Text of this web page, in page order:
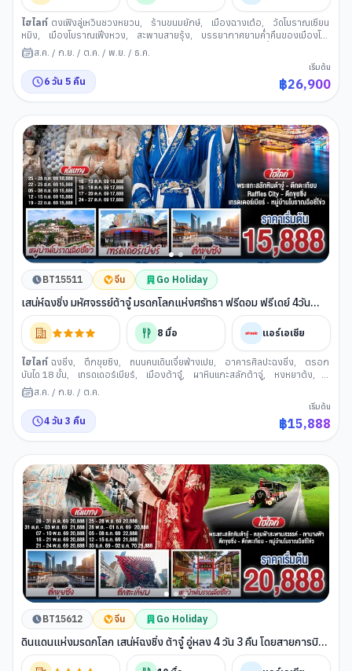
ไฮไลท์ ตงเฟิงลู่เหวินชวงหยวน, ร้านขนมยักษ์, เมืองฉางเต๋อ,
วัดโบราณเซียน
หมิง, เมืองโบราณเฟิ่งหวง, สะพานสายรุ้ง,
บรรยากาศยามค่ำคืนของเมืองโบ
ราณเฟิ่งหวง, เมืองโบราณเฉียนโจว
ชมบรรยากาศยามค่าคืนเมืองโบราณ
เขาเทียนเหมินซาน (จางเจีย
เจี้ย), ระเบียงแก้ว(เทียนเหมินซาน)
ประตูสวรรค์ (เทียนเห
มินซาน) , นั่งรถไฟความเร็วสูงสู่เมืองฉงชิ่ง , รถไฟทะลุ
ส.ค. / ก.ย. / ต.ค. / พ.ย. / ธ.ค.
6 วัน 5 คืน
เริ่มต้น
฿26,900
BT15511 จีน Go Holiday
เสน่ห์ฉงชิ่ง มหัศจรรย์ต้าจู๋ มรดกโลกแห่งศรัทธา ฟรีดอม ฟรีเดย์ 4วัน
3คืน โดยสายการบิน แอร์เอเชีย (FD)
8 มื้อ แอร์เอเชีย
ไฮไลท์ ฉงชิ่ง, ตึกขุยซิง, ถนนคนเดินเจี่ยฟ่างเปย, อาคารศิลปะฉงชิ่ง,
ตรอก
บันได 18 ขั้น, เทรดเดอร์เบียร์, เมืองต้าจู๋, ผาหินแกะสลักต้าจู่, หงหยาต้ง,
อิสระกิจกรรมตามอัธยาศัย
จัตุรัสราฟเฟิลส์
ส.ค. / ก.ย. / ต.ค.
4 วัน 3 คืน
เริ่มต้น
฿15,888
BT15612 จีน Go Holiday
ดินแดนแห่งมรดกโลก เสน่ห์ฉงชิ่ง ต้าจู๋ อู่หลง 4 วัน 3 คืน โดยสายการบิน
แอร์เอเชีย (FD) *ไม่เข้าร้านช้อปปิ้ง*